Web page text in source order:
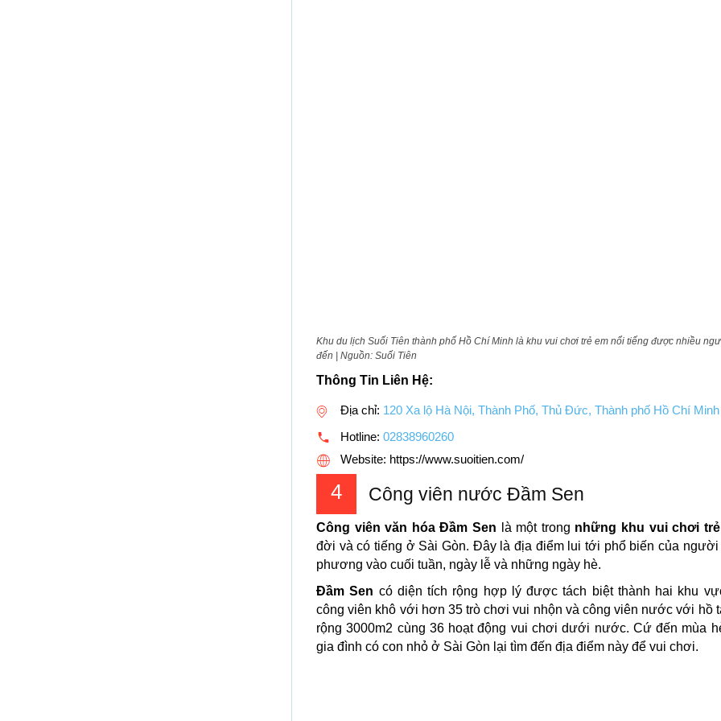
Khu du lịch Suối Tiên thành phố Hồ Chí Minh là khu vui chơi trẻ em nổi tiếng được nhiều
đến | Nguồn: Suối Tiên
Thông Tin Liên Hệ:
Địa chỉ: 120 Xa lộ Hà Nội, Thành Phố, Thủ Đức, Thành phố Hồ Chí Minh
Hotline: 02838960260
Website: https://www.suoitien.com/
4 Công viên nước Đầm Sen
Công viên văn hóa Đầm Sen là một trong những khu vui chơi trẻ
đời và có tiếng ở Sài Gòn. Đây là địa điểm lui tới phổ biến của người
phương vào cuối tuần, ngày lễ và những ngày hè.
Đầm Sen có diện tích rộng hợp lý được tách biệt thành hai khu
công viên khô với hơn 35 trò chơi vui nhộn và công viên nước với hồ
rộng 3000m2 cùng 36 hoạt động vui chơi dưới nước. Cứ đến mùa
gia đình có con nhỏ ở Sài Gòn lại tìm đến địa điểm này để vui chơi.